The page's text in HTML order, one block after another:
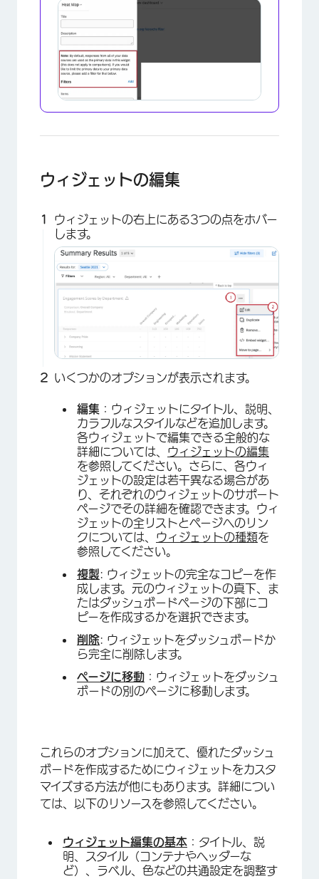
×
×
ウィジェットの編集
ウィジェットの右上にある3つの点をホバー
します。
いくつかのオプションが表示されます。
編集 ：ウィジェットにタイトル、説明、
カラフルなスタイルなどを追加します。
各ウィジェットで編集できる全般的な
詳細については、 ウィジェットの編集
を参照してください。さらに、各ウィ
ジェットの設定は若干異なる場合があ
り、それぞれのウィジェットのサポート
ページでその詳細を確認できます。ウィ
ジェットの全リストとページへのリン
クについては、 ウィジェットの種類を
参照してください。
複製: ウィジェットの完全なコピーを作
成します。元のウィジェットの真下、ま
たはダッシュボードページの下部にコ
ピーを作成するかを選択できます。
削除: ウィジェットをダッシュボードか
ら完全に削除します。
ページに移動 ：ウィジェットをダッシュ
ボードの別のページに移動します。
これらのオプションに加えて、優れたダッシュ
ボードを作成するためにウィジェットをカスタ
マイズする方法が他にもあります。詳細につい
ては、以下のリソースを参照してください。
ウィジェット編集の基本 ：タイトル、説
明、スタイル（コンテナやヘッダーな
ど）、ラベル、色などの共通設定を調整す